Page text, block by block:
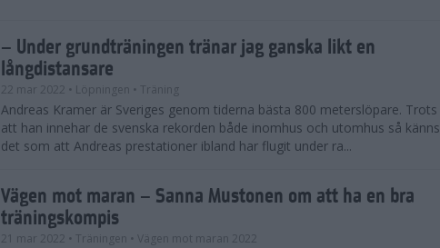
– Under grundträningen tränar jag ganska likt en
långdistansare
22 mar 2022 • Löpningen • Träning
Andreas Kramer är Sveriges genom tiderna bästa 800 meterslöpare. Trots
att han innehar de svenska rekorden både inomhus och utomhus så känns
det som att Andreas prestationer ibland har flugit under ra...
Vägen mot maran – Sanna Mustonen om att ha en bra
träningskompis
21 mar 2022 • Träningen • Vägen mot maran 2022